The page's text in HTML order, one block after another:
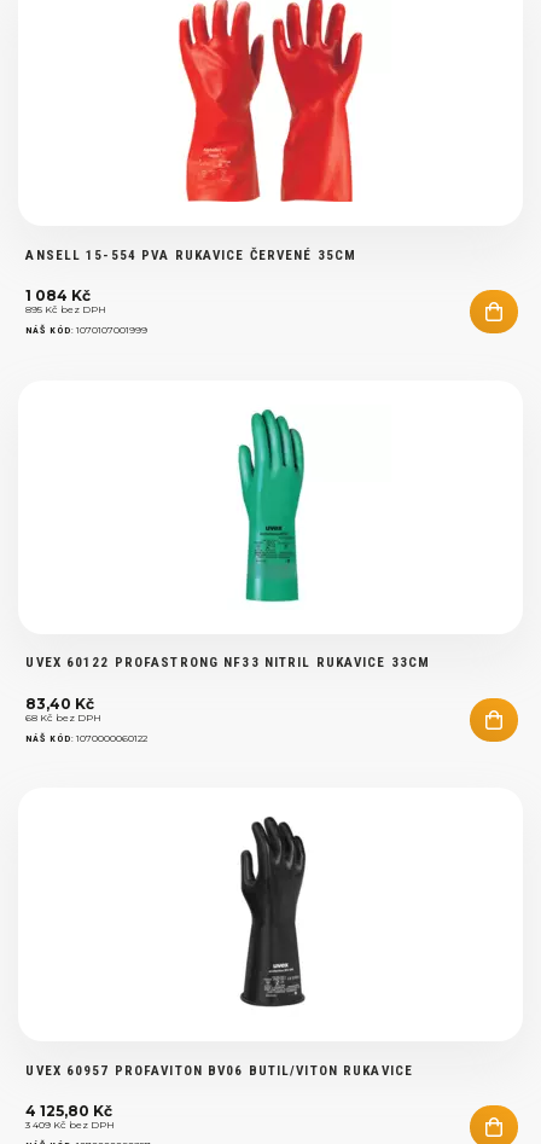
ANSELL 15-554 PVA RUKAVICE ČERVENÉ 35CM
1 084 Kč
895 Kč bez DPH
NÁŠ KÓD:1070107001999
UVEX 60122 PROFASTRONG NF33 NITRIL RUKAVICE 33CM
83,40 Kč
68 Kč bez DPH
NÁŠ KÓD:1070000060122
UVEX 60957 PROFAVITON BV06 BUTIL/VITON RUKAVICE
4 125,80 Kč
3 409 Kč bez DPH